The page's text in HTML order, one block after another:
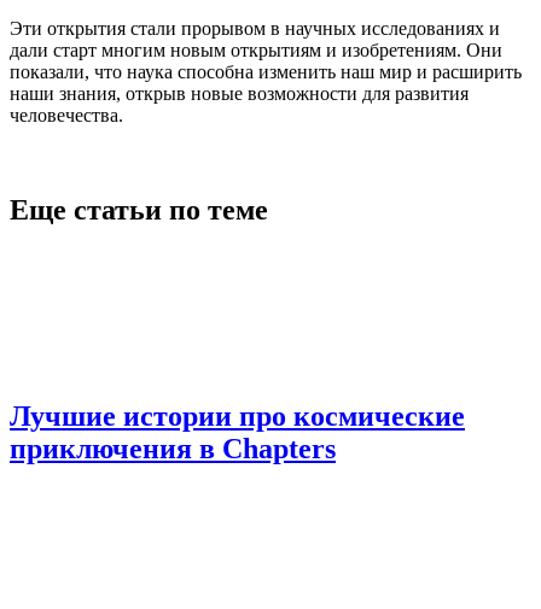
Эти открытия стали прорывом в научных исследованиях и
дали старт многим новым открытиям и изобретениям. Они
показали, что наука способна изменить наш мир и расширить
наши знания, открыв новые возможности для развития
человечества.
Еще статьи по теме
Лучшие истории про космические
приключения в Chapters